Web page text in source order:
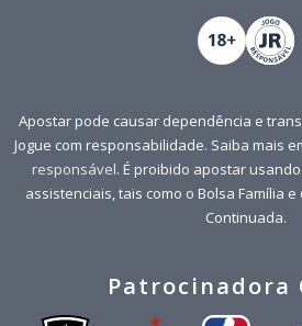
Apostar pode causar dependência e
Jogue com responsabilidade. Saiba mais
responsável. É proibido apostar
assistenciais, tais como o Bolsa Família
Continuada.
Patrocinadora